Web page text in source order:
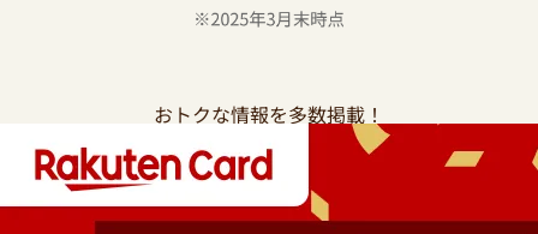
おトクな情報を多数掲載！